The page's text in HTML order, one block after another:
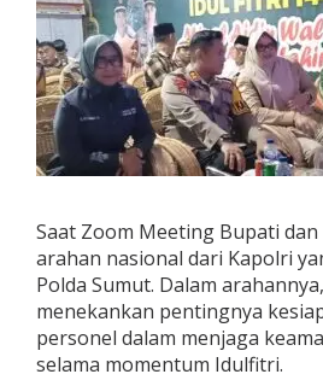
w
a
i
T
a
k
b
i
a
n
Saat Zoom Meeting Bupati
arahan nasional dari Kapolri
Polda Sumut. Dalam
menekankan pentingnya
personel dalam menjaga
selama momentum Idulfitri.